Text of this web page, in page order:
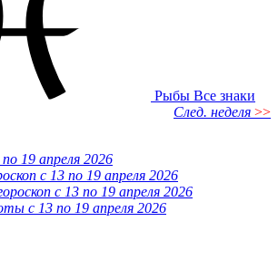
Рыбы Все знаки
След. неделя >>
19 апреля 2026
с 13 по 19 апреля 2026
с 13 по 19 апреля 2026
с 13 по 19 апреля 2026